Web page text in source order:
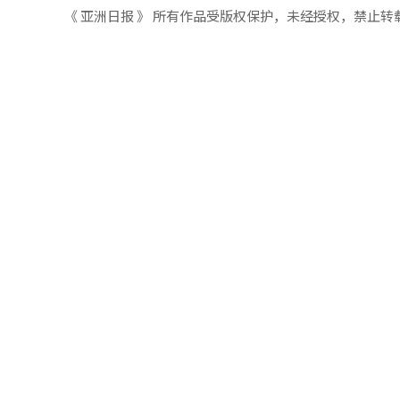
《 亚洲日报 》 所有作品受版权保护，未经授权，禁止转